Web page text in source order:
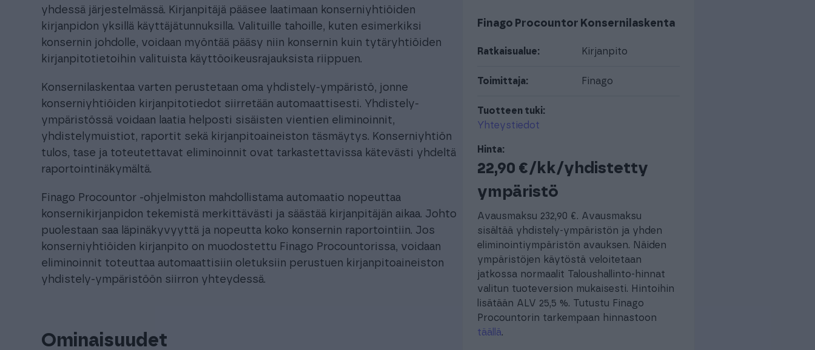
yhdessä järjestelmässä. Kirjanpitäjä pääsee laatimaan konserniyhtiöiden
kirjanpidon yksillä käyttäjätunnuksilla. Valituille tahoille, kuten esimerkiksi
konsernin johdolle, voidaan myöntää pääsy niin konsernin kuin tytäryhtiöiden
kirjanpitotietoihin valituista käyttöoikeusrajauksista riippuen.
Konsernilaskentaa varten perustetaan oma yhdistely-ympäristö, jonne
konserniyhtiöiden kirjanpitotiedot siirretään automaattisesti. Yhdistely-
ympäristössä voidaan laatia helposti sisäisten vientien eliminoinnit,
yhdistelymuistiot, raportit sekä kirjanpitoaineiston täsmäytys. Konserniyhtiön
tulos, tase ja toteutettavat eliminoinnit ovat tarkastettavissa kätevästi yhdeltä
raportointinäkymältä.
Finago Procountor -ohjelmiston mahdollistama automaatio nopeuttaa
konsernikirjanpidon tekemistä merkittävästi ja säästää kirjanpitäjän aikaa. Johto
puolestaan saa läpinäkyvyyttä ja nopeutta koko konsernin raportointiin. Jos
konserniyhtiöiden kirjanpito on muodostettu Finago Procountorissa, voidaan
eliminoinnit toteuttaa automaattisiin oletuksiin perustuen kirjanpitoaineiston
yhdistely-ympäristöön siirron yhteydessä.
Ominaisuudet
Finago Procountor Konsernilaskenta
Ratkaisualue: Kirjanpito
Toimittaja: Finago
Tuotteen tuki:
Yhteystiedot
Hinta:
22,90 €/kk/yhdistetty
ympäristö
Avausmaksu 232,90 €. Avausmaksu
sisältää yhdistely-ympäristön ja yhden
eliminointiympäristön avauksen. Näiden
ympäristöjen käytöstä veloitetaan
jatkossa normaalit Taloushallinto-hinnat
valitun tuoteversion mukaisesti. Hintoihin
lisätään ALV 25,5 %. Tutustu Finago
Procountorin tarkempaan hinnastoon
täällä.